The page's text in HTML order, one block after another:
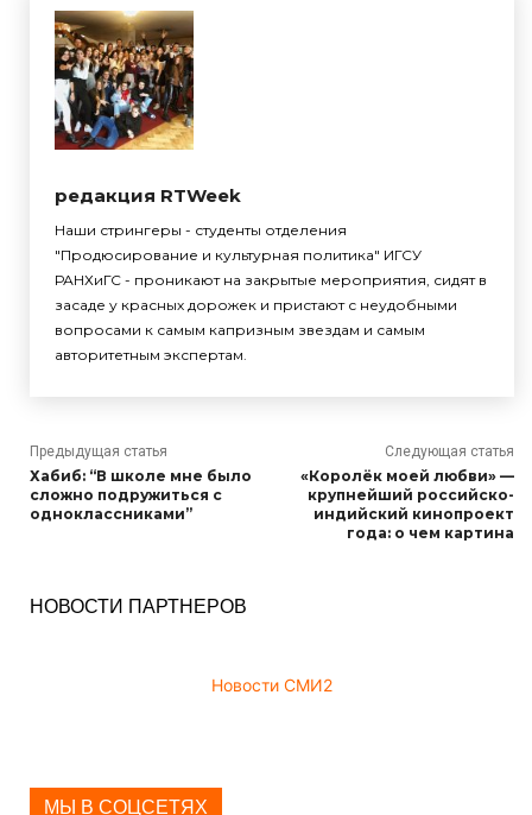
редакция RTWeek
Наши стрингеры - студенты отделения
"Продюсирование и культурная политика" ИГСУ
РАНХиГС - проникают на закрытые мероприятия, сидят в
засаде у красных дорожек и пристают с неудобными
вопросами к самым капризным звездам и самым
авторитетным экспертам.
Предыдущая статья
Хабиб: “В школе мне было
сложно подружиться с
одноклассниками”
Следующая статья
«Королёк моей любви» —
крупнейший российско-
индийский кинопроект
года: о чем картина
НОВОСТИ ПАРТНЕРОВ
Новости СМИ2
МЫ В СОЦСЕТЯХ